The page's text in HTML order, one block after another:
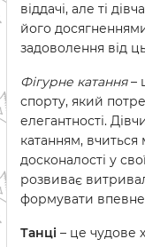
віддачі, але ті
його
задоволення від
Фігурне катання–
спорту, який
елегантності.
катанням,
досконалості у
розвиває
формувати
Танці – це чудове